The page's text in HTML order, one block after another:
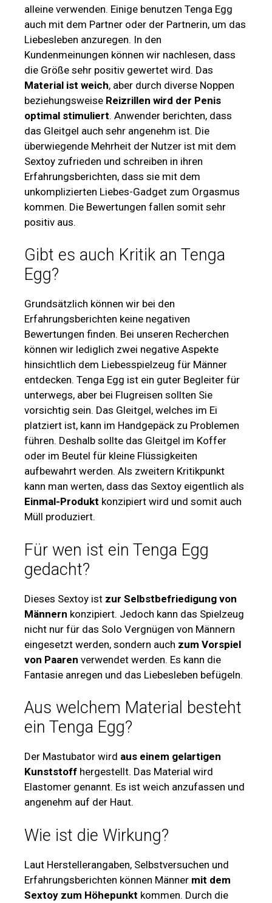
alleine verwenden. Einige benutzen Tenga Egg
auch mit dem Partner oder der Partnerin, um das
Liebesleben anzuregen. In den
Kundenmeinungen können wir nachlesen, dass
die Größe sehr positiv gewertet wird. Das
Material ist weich, aber durch diverse Noppen
beziehungsweise Reizrillen wird der Penis
optimal stimuliert. Anwender berichten, dass
das Gleitgel auch sehr angenehm ist. Die
überwiegende Mehrheit der Nutzer ist mit dem
Sextoy zufrieden und schreiben in ihren
Erfahrungsberichten, dass sie mit dem
unkomplizierten Liebes-Gadget zum Orgasmus
kommen. Die Bewertungen fallen somit sehr
positiv aus.
Gibt es auch Kritik an Tenga
Egg?
Grundsätzlich können wir bei den
Erfahrungsberichten keine negativen
Bewertungen finden. Bei unseren Recherchen
können wir lediglich zwei negative Aspekte
hinsichtlich dem Liebesspielzeug für Männer
entdecken. Tenga Egg ist ein guter Begleiter für
unterwegs, aber bei Flugreisen sollten Sie
vorsichtig sein. Das Gleitgel, welches im Ei
platziert ist, kann im Handgepäck zu Problemen
führen. Deshalb sollte das Gleitgel im Koffer
oder im Beutel für kleine Flüssigkeiten
aufbewahrt werden. Als zweitern Kritikpunkt
kann man werten, dass das Sextoy eigentlich als
Einmal-Produkt konzipiert wird und somit auch
Müll produziert.
Für wen ist ein Tenga Egg
gedacht?
Dieses Sextoy ist zur Selbstbefriedigung von
Männern konzipiert. Jedoch kann das Spielzeug
nicht nur für das Solo Vergnügen von Männern
eingesetzt werden, sondern auch zum Vorspiel
von Paaren verwendet werden. Es kann die
Fantasie anregen und das Liebesleben befügeln.
Aus welchem Material besteht
ein Tenga Egg?
Der Mastubator wird aus einem gelartigen
Kunststoff hergestellt. Das Material wird
Elastomer genannt. Es ist weich anzufassen und
angenehm auf der Haut.
Wie ist die Wirkung?
Laut Herstellerangaben, Selbstversuchen und
Erfahrungsberichten können Männer mit dem
Sextoy zum Höhepunkt kommen. Durch die